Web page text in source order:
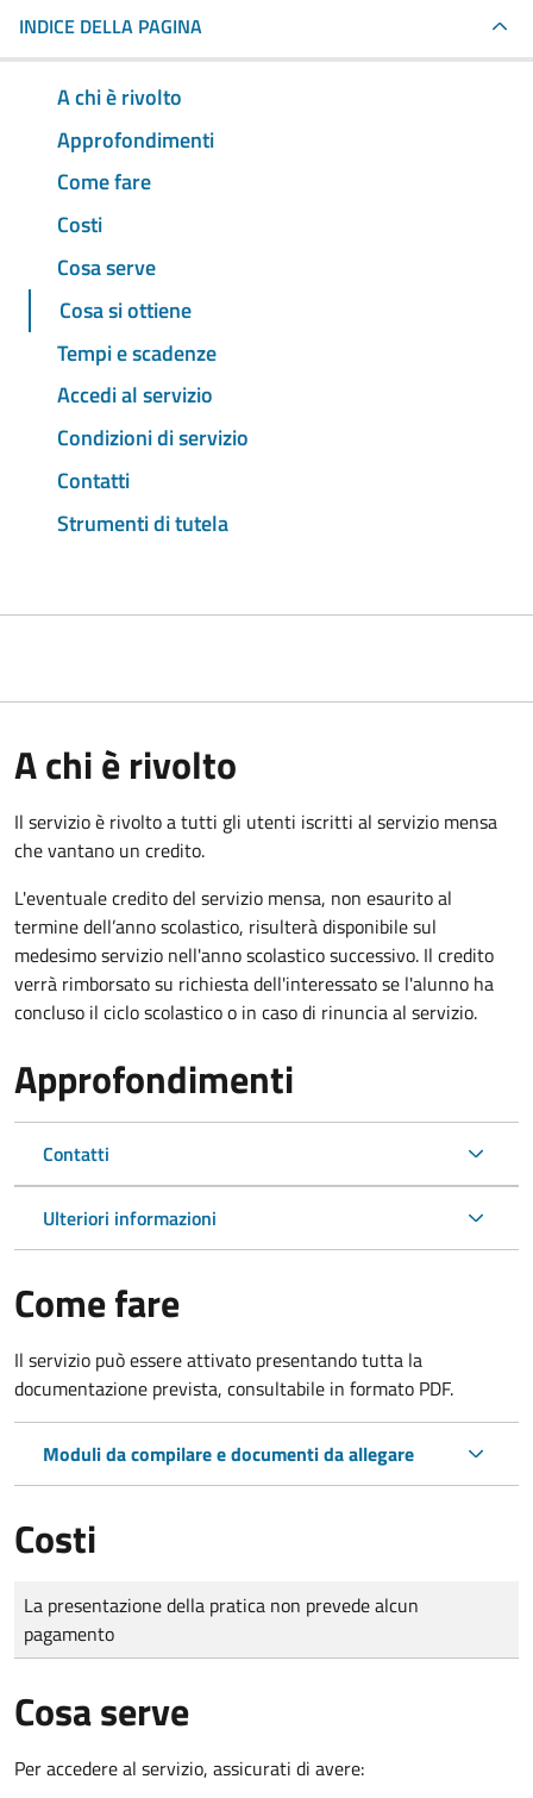
INDICE DELLA PAGINA
A chi è rivolto
Approfondimenti
Come fare
Costi
Cosa serve
Cosa si ottiene
Tempi e scadenze
Accedi al servizio
Condizioni di servizio
Contatti
Strumenti di tutela
A chi è rivolto
Il servizio è rivolto a tutti gli utenti iscritti al servizio mensa
che vantano un credito.
L'eventuale credito del servizio mensa, non esaurito al
termine dell’anno scolastico, risulterà disponibile sul
medesimo servizio nell'anno scolastico successivo. Il credito
verrà rimborsato su richiesta dell'interessato se l'alunno ha
concluso il ciclo scolastico o in caso di rinuncia al servizio.
Approfondimenti
Contatti
Ulteriori informazioni
Come fare
Il servizio può essere attivato presentando tutta la
documentazione prevista, consultabile in formato PDF.
Moduli da compilare e documenti da allegare
Costi
Tipo di pagamento
Importo
La presentazione della pratica non prevede alcun
pagamento
Cosa serve
Per accedere al servizio, assicurati di avere: